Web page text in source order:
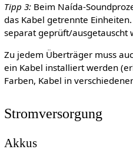
Tipp 3:Beim Naída-
das Kabel getrennte
separat geprüft/ausgetauscht
Zu jedem Überträger muss
ein Kabel installiert werden
Farben, Kabel in
Stromversorgung
Akkus